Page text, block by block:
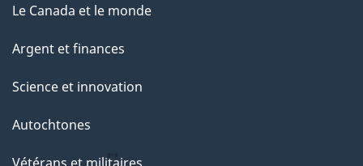
Le Canada et le monde
Argent et finances
Science et innovation
Autochtones
Vétérans et militaires